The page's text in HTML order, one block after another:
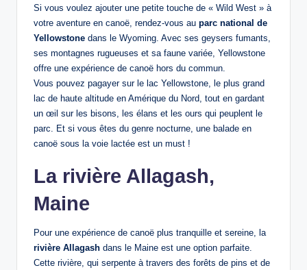
Si vous voulez ajouter une petite touche de « Wild West » à
votre aventure en canoë, rendez-vous au parc national de
Yellowstone dans le Wyoming. Avec ses geysers fumants,
ses montagnes rugueuses et sa faune variée, Yellowstone
offre une expérience de canoë hors du commun.
Vous pouvez pagayer sur le lac Yellowstone, le plus grand
lac de haute altitude en Amérique du Nord, tout en gardant
un œil sur les bisons, les élans et les ours qui peuplent le
parc. Et si vous êtes du genre nocturne, une balade en
canoë sous la voie lactée est un must !
La rivière Allagash,
Maine
Pour une expérience de canoë plus tranquille et sereine, la
rivière Allagash dans le Maine est une option parfaite.
Cette rivière, qui serpente à travers des forêts de pins et de